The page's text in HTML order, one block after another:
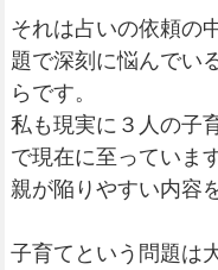
それは占いの依頼の
題で深刻に悩んでい
らです。
私も現実に３人の子
で現在に至っています
親が陥りやすい内容
子育てという問題は